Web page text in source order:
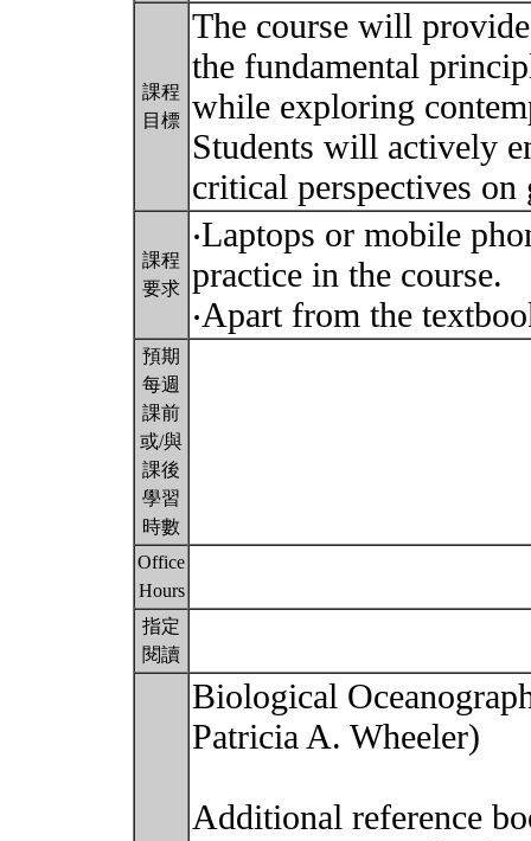
課程
目標
The course will
the fundamental
while exploring
Students will actively
critical perspectives
課程
要求
‧Laptops or mobile
practice in the course.
‧Apart from the
預期
每週
課前
或/與
課後
學習
時數
Office
Hours
指定
閱讀
Biological
Patricia A. Wheeler)
Additional reference